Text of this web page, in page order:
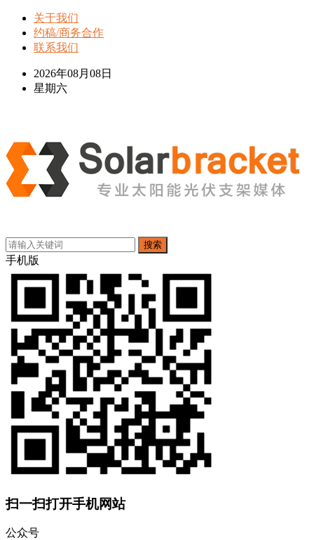
关于我们
约稿/商务合作
联系我们
2026年08月08日
星期六
搜索
手机版
扫一扫打开手机网站
公众号